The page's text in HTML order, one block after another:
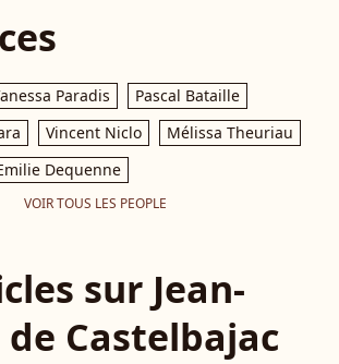
Paradis
Pascal Bataille
Vincent Niclo
Mélissa Theuriau
Dequenne
VOIR TOUS LES PEOPLE
sur Jean-
de Castelbajac